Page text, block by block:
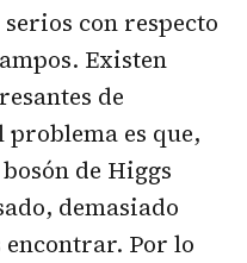
con respecto
Existen
de
es que,
de Higgs
demasiado
Por lo